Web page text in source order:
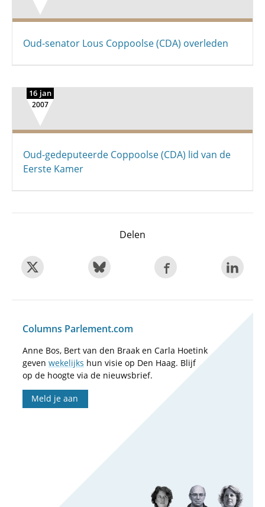
Oud-senator Lous Coppoolse (CDA) overleden
16 jan
2007
Oud-gedeputeerde Coppoolse (CDA) lid van de
Eerste Kamer
Delen
Columns Parlement.com
Anne Bos, Bert van den Braak en Carla Hoetink
geven wekelijks hun visie op Den Haag. Blijf
op de hoogte via de nieuwsbrief.
Meld je aan